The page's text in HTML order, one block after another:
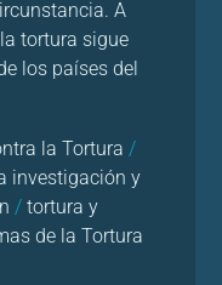
A
tortura sigue
los países del
la Tortura/
investigación y
/ tortura y
de la Tortura